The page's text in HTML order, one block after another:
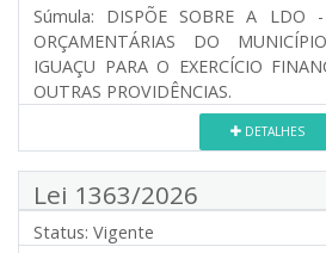
Súmula: DISPÕE SOBRE A LDO
ORÇAMENTÁRIAS DO
IGUAÇU PARA O EXERCÍCIO
OUTRAS PROVIDÊNCIAS.
DETALHES
Lei 1363/2026
Status: Vigente